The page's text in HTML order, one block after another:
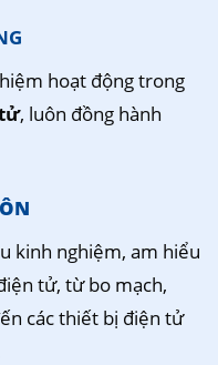
hoạt động trong
, luôn đồng hành
kinh nghiệm, am hiểu
tử, từ bo mạch,
các thiết bị điện tử